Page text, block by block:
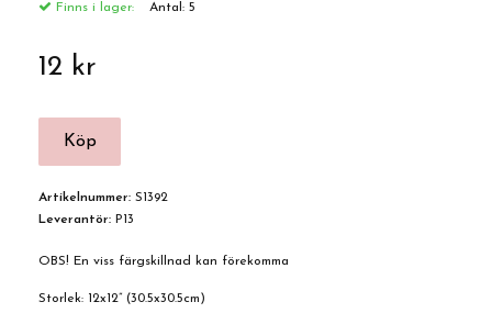
Finns i lager: Antal: 5
12 kr
Artikelnummer: S1392
Leverantör: P13
OBS! En viss färgskillnad kan förekomma
Storlek: 12x12” (30.5x30.5cm)